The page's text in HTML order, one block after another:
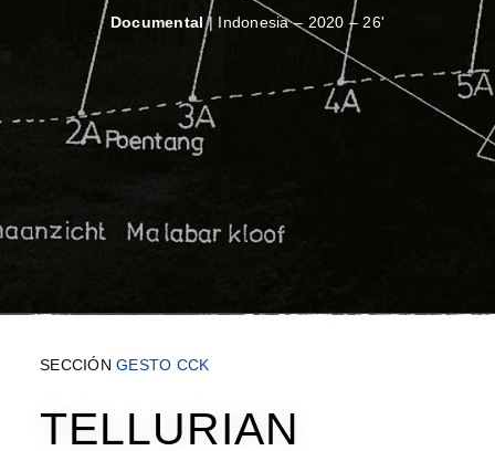
Documental | Indonesia – 2020 – 26'
SECCIÓNGESTO CCK
TELLURIAN